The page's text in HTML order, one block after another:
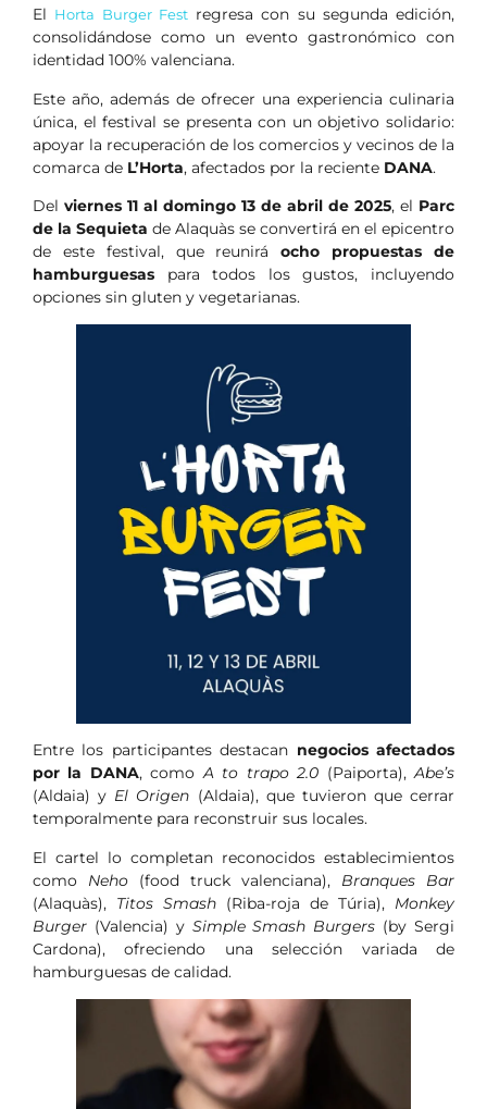
El Horta Burger Festregresa con su segunda edición,
consolidándose como un evento gastronómico con
identidad 100% valenciana.
Este año, además de ofrecer una experiencia culinaria
única, el festival se presenta con un objetivo solidario:
apoyar la recuperación de los comercios y vecinos de la
comarca de L’Horta, afectados por la reciente DANA.
Del viernes 11 al domingo 13 de abril de 2025, el Parc
de la Sequieta de Alaquàs se convertirá en el epicentro
de este festival, que reuniráocho propuestas de
hamburguesas para todos los gustos, incluyendo
opciones sin gluten y vegetarianas.
Entre los participantes destacan negocios afectados
por la DANA, comoA to trapo 2.0 (Paiporta),Abe’s
(Aldaia) y El Origen (Aldaia), que tuvieron que cerrar
temporalmente para reconstruir sus locales.
El cartel lo completan reconocidos establecimientos
como Neho (food truck valenciana), Branques Bar
(Alaquàs), Titos Smash (Riba-roja de Túria), Monkey
Burger (Valencia) y Simple Smash Burgers (by Sergi
Cardona), ofreciendo una selección variada de
hamburguesas de calidad.